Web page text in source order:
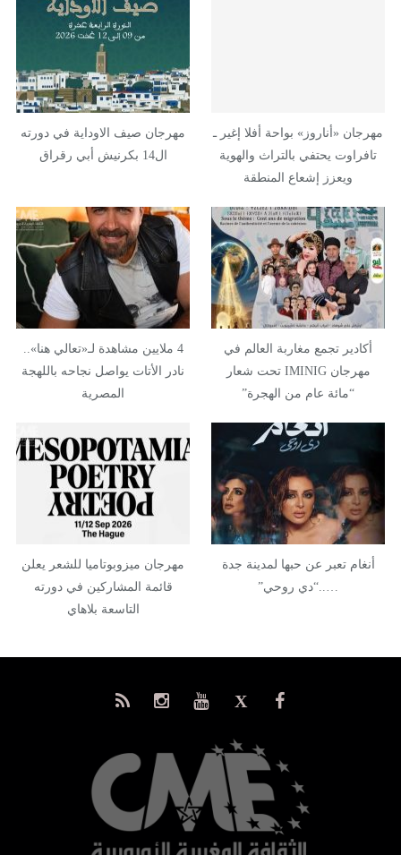
مهرجان «أناروز» بواحة أفلا إغير ـ
تافراوت يحتفي بالتراث والهوية
ويعزز إشعاع المنطقة
مهرجان صيف الاوداية في دورته
ال14 بكرنيش أبي رقراق
أكادير تجمع مغاربة العالم في
مهرجان IMINIG تحت شعار
“مائة عام من الهجرة”
4 ملايين مشاهدة لـ«تعالي هنا»..
نادر الأتات يواصل نجاحه باللهجة
المصرية
أنغام تعبر عن حبها لمدينة جدة
…..“دي روحي”
مهرجان ميزوبوتاميا للشعر يعلن
قائمة المشاركين في دورته
التاسعة بلاهاي